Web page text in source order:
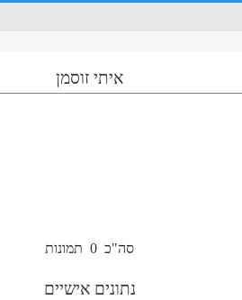
איתי זוסמן
סה"כ 0 תמונות
נתונים אישיים